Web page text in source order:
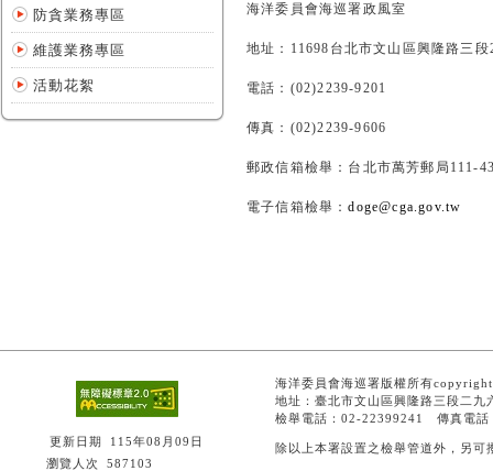
防貪業務專區
維護業務專區
活動花絮
海洋委員會海巡署政風室
地址：11698台北市文山區興隆路三
電話：(02)2239-9201
傳真：(02)2239-9606
郵政信箱檢舉：台北市萬芳郵局111-
電子信箱檢舉：doge@cga.gov.tw
更新日期
115年08月09日
瀏覽人次
587103
海洋委員會海巡署版權所有
地址：臺北市文山區興隆路三段二
檢舉電話：02-22399241 傳真電話
除以上本署設置之檢舉管道外，另